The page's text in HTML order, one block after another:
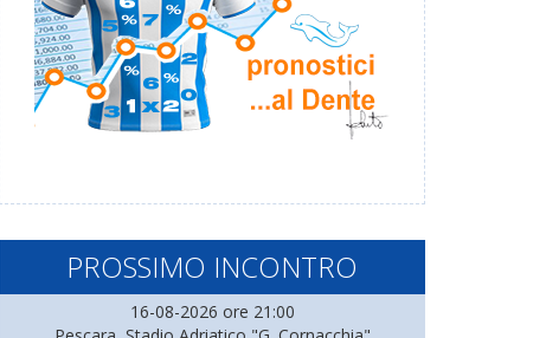
PROSSIMO INCONTRO
16-08-2026 ore 21:00